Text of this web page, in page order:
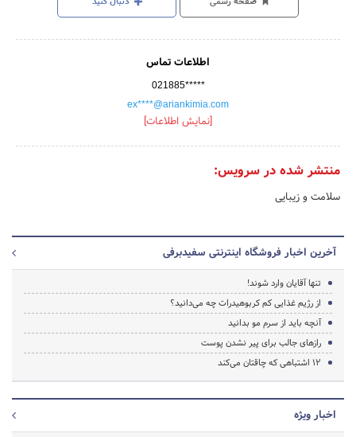
اطلاعات تماس
021885*****
ex****@ariankimia.com
[نمایش اطلاعات]
منتشر شده در سرویس:
سلامت و زیبایی
آخرین اخبار فروشگاه اینترنتی سفیدبرفی
تنها آقایان وارد شوند!
از رژیم غذایی کم کربوهیدرات چه می‌دانید؟
آنچه باید از سرم مو بدانید
رازهای جالب برای پیر نشدن پوست
12 اشتباهی که چاقتان می‌کند
اخبار ویژه